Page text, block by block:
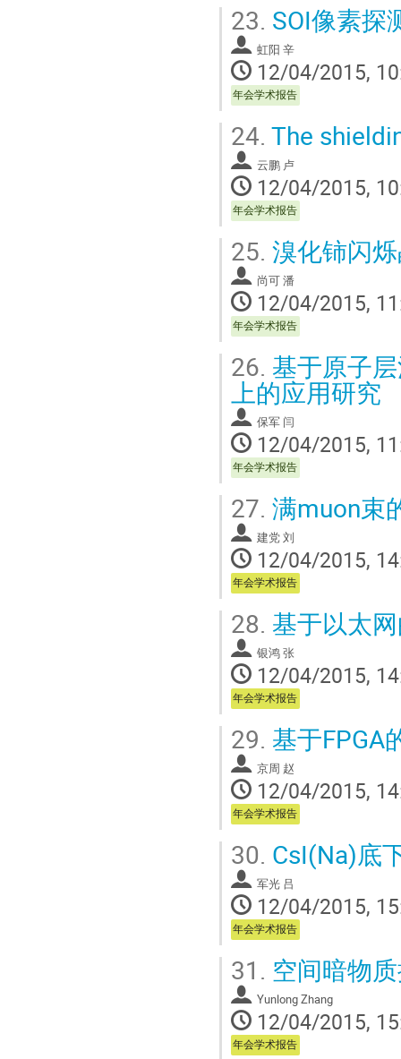
23. SOI像素探
虹阳 辛
12/04/2015,
年会学术报告
24. The
云鹏 卢
12/04/2015,
年会学术报告
25. 溴化铈闪
尚可 潘
12/04/2015,
年会学术报告
26. 基于原子
上的应用研究
保军 闫
12/04/2015,
年会学术报告
27. 满muon束
建党 刘
12/04/2015,
年会学术报告
28. 基于以太
银鸿 张
12/04/2015,
年会学术报告
29. 基于FPGA
京周 赵
12/04/2015,
年会学术报告
30. CsI(Na)底
军光 吕
12/04/2015,
年会学术报告
31. 空间暗物
Yunlong Zhang
12/04/2015,
年会学术报告